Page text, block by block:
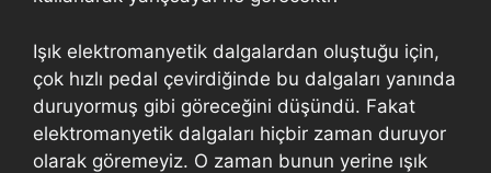
Işık elektromanyetik dalgalardan oluştuğu için,
çok hızlı pedal çevirdiğinde bu dalgaları yanında
duruyormuş gibi göreceğini düşündü. Fakat
elektromanyetik dalgaları hiçbir zaman duruyor
olarak göremeyiz. O zaman bunun yerine ışık